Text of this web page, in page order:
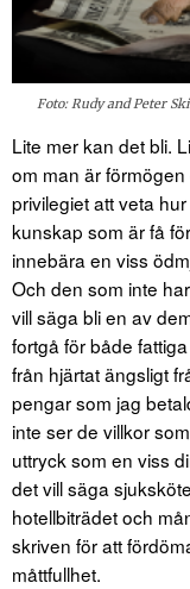
Foto: Rudy and Peter
Lite mer kan det bli.
om man är
privilegiet att veta
kunskap som är få
innebära en viss
Och den som inte
vill säga bli en av
fortgå för både
från hjärtat ängsligt
pengar som jag
inte ser de villkor
uttryck som en viss
det vill säga
hotellbiträdet och
skriven för att
måttfullhet.